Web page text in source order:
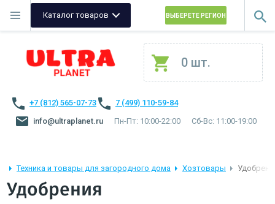
Каталог товаров ВЫБЕРЕТЕ РЕГИОН
0 шт.
+7 (812) 565-07-73
7 (499) 110-59-84
info@ultraplanet.ru
Пн-Пт: 10:00-22:00 Сб-Вс: 11:00-19:00
Техника и товары для загородного дома Хозтовары
Удобрения